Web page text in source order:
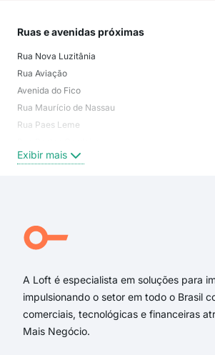
Ruas e avenidas próximas
Rua Nova Luzitânia
Rua Aviação
Avenida do Fico
Rua Maurício de Nassau
Rua Paes Leme
Rua Dona Ida
Rua Doze de Outubro
Rua Piacatu
Exibir mais
A Loft é especialista em soluções para
impulsionando o setor em todo o Brasil
comerciais, tecnológicas e financeiras
Mais Negócio.